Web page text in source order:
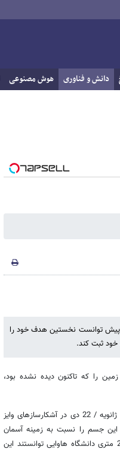
دانش و فناوری هوش مصنوعی
پیش توانست نخستین هدف خود را
خود ثبت کند.
را که تاکنون دیده نشده بود،
تصویر این سیارک که 2010 AB78 نام گرفته، نخستین بار در 12 ژانویه / 22 دی در آشکارسازهای وایز
این جسم را نسبت به زمینه آسمان
تشخیص دهد. پس از اعلام هشدار وایزف پژوهشگران با استفاده از تلسکوپ 2.2 متری دانشگاه هاوایی توانستند این